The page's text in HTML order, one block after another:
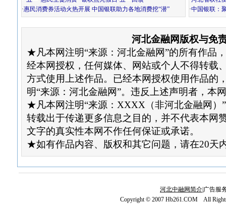
·惠民消费券活动火热开展 中国银联助力各地消费挖“潜”
·中国银联：
河北金融网版权与免
★凡本网注明“来源：河北金融网”的所有作品
经本网授权，任何媒体、网站或个人不得转载
方式使用上述作品。已经本网授权使用作品的
明“来源：河北金融网”。违反上述声明者，本
★凡本网注明“来源：XXXX（非河北金融网）
转载出于传递更多信息之目的，并不代表本网
文字的真实性本网不作任何保证或承诺。
★如有作品内容、版权和其它问题，请在20天
河北中融网简介 |广告服
Copyright © 2007 Hb261.COM All